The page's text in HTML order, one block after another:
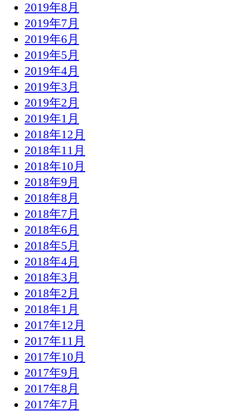
2019年8月
2019年7月
2019年6月
2019年5月
2019年4月
2019年3月
2019年2月
2019年1月
2018年12月
2018年11月
2018年10月
2018年9月
2018年8月
2018年7月
2018年6月
2018年5月
2018年4月
2018年3月
2018年2月
2018年1月
2017年12月
2017年11月
2017年10月
2017年9月
2017年8月
2017年7月